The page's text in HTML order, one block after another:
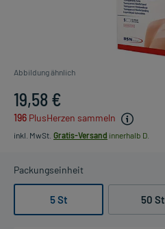
Abbildung ähnlich
19,58 €
196 PlusHerzen sammeln
inkl. MwSt. Gratis-Versand innerhalb D.
Packungseinheit
5 St 50 St